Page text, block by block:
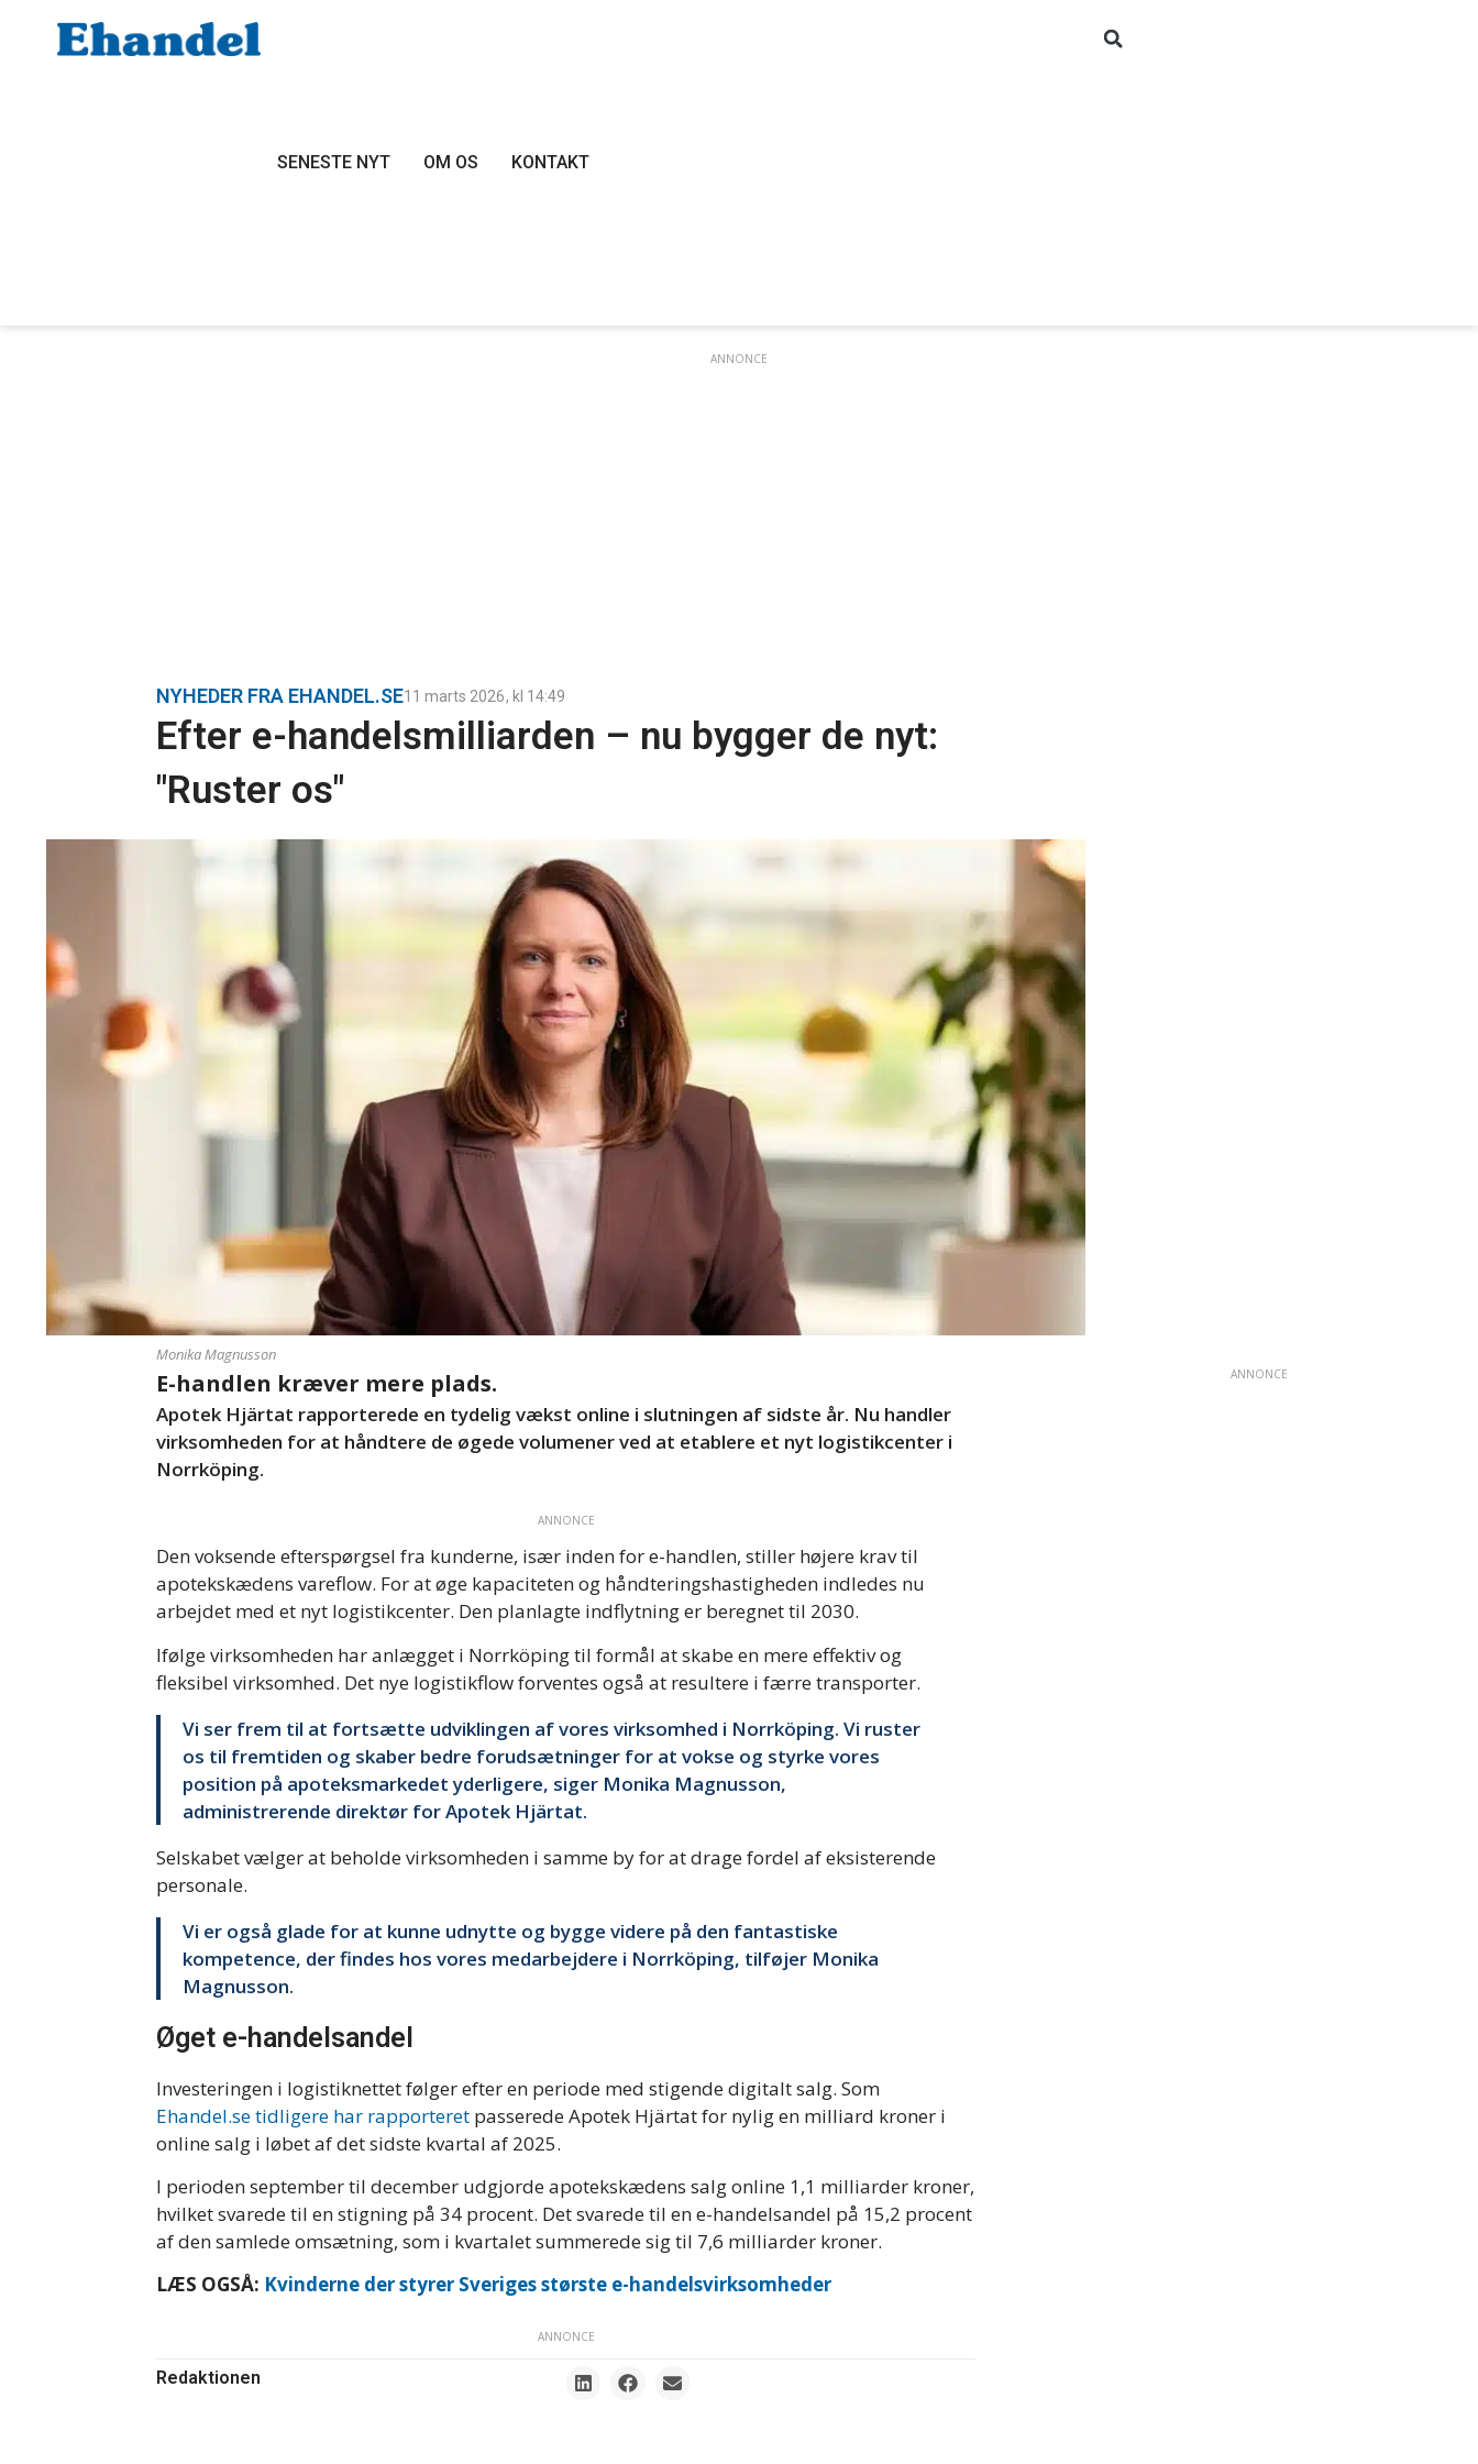
SENESTE NYT OM OS KONTAKT
ANNONCE
NYHEDER FRA EHANDEL.SE11 marts 2026, kl 14:49
Efter e-handelsmilliarden – nu bygger de nyt:
"Ruster os"
Monika Magnusson
E-handlen kræver mere plads.
Apotek Hjärtat rapporterede en tydelig vækst online i slutningen af sidste år. Nu handler
virksomheden for at håndtere de øgede volumener ved at etablere et nyt logistikcenter i
Norrköping.
ANNONCE
Den voksende efterspørgsel fra kunderne, især inden for e-handlen, stiller højere krav til
apotekskædens vareflow. For at øge kapaciteten og håndteringshastigheden indledes nu
arbejdet med et nyt logistikcenter. Den planlagte indflytning er beregnet til 2030.
Ifølge virksomheden har anlægget i Norrköping til formål at skabe en mere effektiv og
fleksibel virksomhed. Det nye logistikflow forventes også at resultere i færre transporter.
Vi ser frem til at fortsætte udviklingen af vores virksomhed i Norrköping. Vi ruster
os til fremtiden og skaber bedre forudsætninger for at vokse og styrke vores
position på apoteksmarkedet yderligere, siger Monika Magnusson,
administrerende direktør for Apotek Hjärtat.
Selskabet vælger at beholde virksomheden i samme by for at drage fordel af eksisterende
personale.
Vi er også glade for at kunne udnytte og bygge videre på den fantastiske
kompetence, der findes hos vores medarbejdere i Norrköping, tilføjer Monika
Magnusson.
Øget e-handelsandel
Investeringen i logistiknettet følger efter en periode med stigende digitalt salg. Som
Ehandel.se tidligere har rapporteret passerede Apotek Hjärtat for nylig en milliard kroner i
online salg i løbet af det sidste kvartal af 2025.
I perioden september til december udgjorde apotekskædens salg online 1,1 milliarder kroner,
hvilket svarede til en stigning på 34 procent. Det svarede til en e-handelsandel på 15,2 procent
af den samlede omsætning, som i kvartalet summerede sig til 7,6 milliarder kroner.
LÆS OGSÅ: Kvinderne der styrer Sveriges største e-handelsvirksomheder
ANNONCE
Redaktionen
ANNONCE